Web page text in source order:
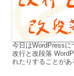
今日はWordPressに
改行と改段落
れたりすることが